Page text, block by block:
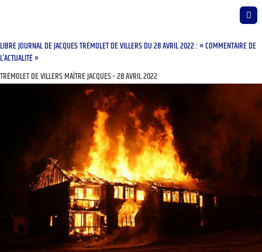
LIBRE JOURNAL DE JACQUES TRÉMOLET DE VILLERS DU 28 AVRIL 2022 : « COMMENTAIRE DE
L’ACTUALITÉ »
TRÉMOLET DE VILLERS MAÎTRE JACQUES 28 AVRIL 2022